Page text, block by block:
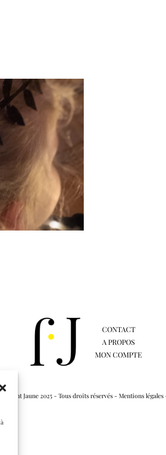
CONTACT
A PROPOS
MON COMPTE
Jaune 2025 - Tous droits réservés - Mentions légales